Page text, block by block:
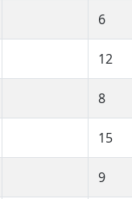
6
12
8
15
9